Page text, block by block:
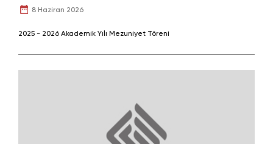
8 Haziran 2026
2025 - 2026 Akademik Yılı Mezuniyet Töreni